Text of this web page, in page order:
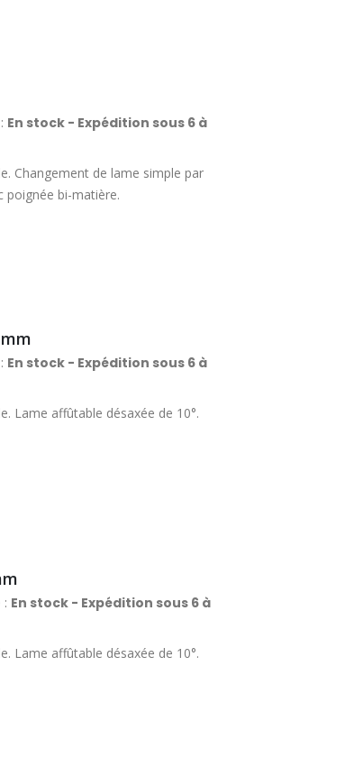
En stock - Expédition sous 6 à
Changement de lame simple par
poignée bi-matière.
En stock - Expédition sous 6 à
Lame affûtable désaxée de 10°.
En stock - Expédition sous 6 à
Lame affûtable désaxée de 10°.